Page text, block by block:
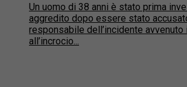
Un uomo di 38 anni è stato prima
aggredito dopo essere stato
responsabile dell’incidente avvenuto
all’incrocio...